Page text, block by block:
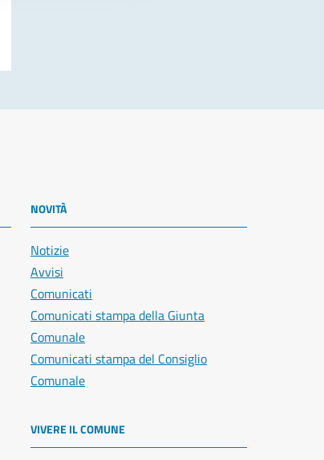
NOVITÀ
Notizie
Avvisi
Comunicati
Comunicati stampa della Giunta
Comunale
Comunicati stampa del Consiglio
Comunale
VIVERE IL COMUNE